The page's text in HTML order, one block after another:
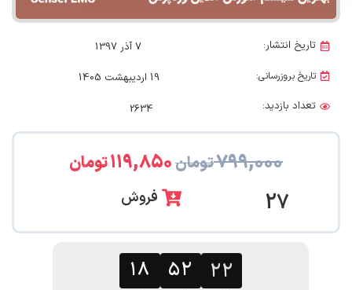
تاریخ انتشار: 7 آذر 1397
تاریخ بروزرسانی:
19 اردیبهشت 1405
تعداد بازدید:
2634
۷۹۹,۰۰۰تومان۱۱۹,۸۵۰تومان
27 فروش
۱۸ ۵۲ ۲۱